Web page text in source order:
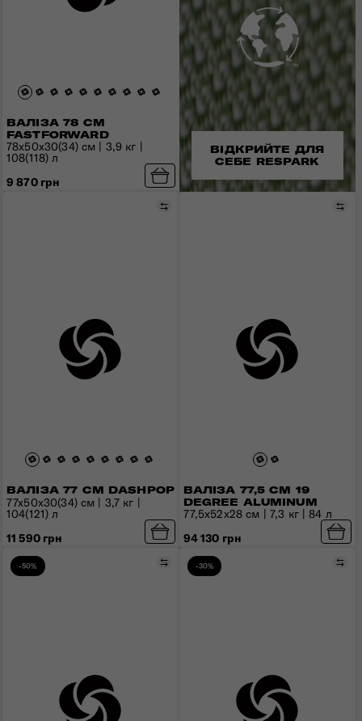
ВАЛІЗА 78 СМ
FASTFORWARD
78x50x30(34) см | 3,9 кг |
108(118) л
9 870 грн
ВАЛІЗА 77 СМ DASHPOP
Порівняти
77x50x30(34) см | 3,7 кг |
104(121) л
11 590 грн
ВАЛІЗА 77,5 СМ 19
DEGREE ALUMINUM
77,5x52x28 см | 7,3 кг | 84 л
94 130 грн
-50% Порівняти
-30%
ВІДКРИЙТЕ ДЛЯ
СЕБЕ RESPARK